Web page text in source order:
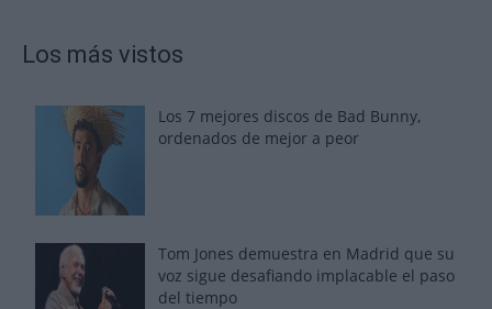
Los más vistos
Los 7 mejores discos de Bad Bunny,
ordenados de mejor a peor
Tom Jones demuestra en Madrid que su
voz sigue desafiando implacable el paso
del tiempo